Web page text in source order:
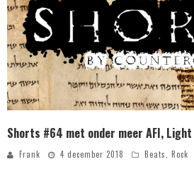
Shorts #64 met onder meer AFI, Light
Frank 4 december 2018 Beats, Rock